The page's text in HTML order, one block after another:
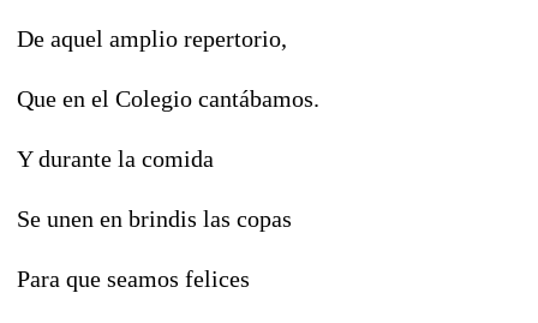
De aquel amplio repertorio,
Que en el Colegio cantábamos.
Y durante la comida
Se unen en brindis las copas
Para que seamos felices